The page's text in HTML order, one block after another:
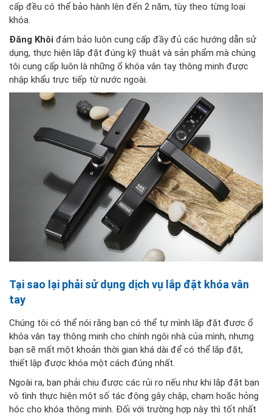
cấp đều có thể bảo hành lên đến 2 năm, tùy theo từng loại
khóa.
Đăng Khôi đảm bảo luôn cung cấp đầy đủ các hướng dẫn sử
dụng, thực hiện lắp đặt đúng kỹ thuật và sản phẩm mà chúng
tôi cung cấp luôn là những ổ khóa vân tay thông minh được
nhập khẩu trực tiếp từ nước ngoài.
Tại sao lại phải sử dụng dịch vụ lắp đặt khóa vân
tay
Chúng tôi có thể nói rằng bạn có thể tự mình lắp đặt được ổ
khóa vân tay thông minh cho chính ngôi nhà của mình, nhưng
bạn sẽ mất một khoản thời gian khá dài để có thể lắp đặt,
thiết lập được khóa một cách đúng nhất.
Ngoài ra, bạn phải chịu được các rủi ro nếu như khi lắp đặt bạn
vô tình thực hiện một số tác động gây chập, chạm hoặc hỏng
hóc cho khóa thông minh. Đối với trường hợp này thì tốt nhất